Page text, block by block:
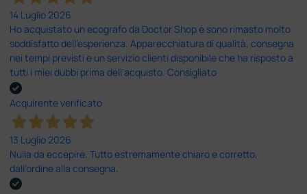
14 Luglio 2026
Ho acquistato un ecografo da Doctor Shop e sono rimasto molto
soddisfatto dell'esperienza. Apparecchiatura di qualità, consegna
nei tempi previsti e un servizio clienti disponibile che ha risposto a
tutti i miei dubbi prima dell'acquisto. Consigliato
Acquirente verificato
13 Luglio 2026
Nulla da eccepire. Tutto estremamente chiaro e corretto,
dall’ordine alla consegna.